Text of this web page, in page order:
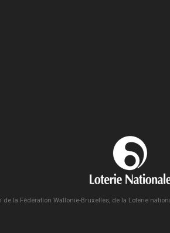
de la Fédération Wallonie-Bruxelles, de la Loterie